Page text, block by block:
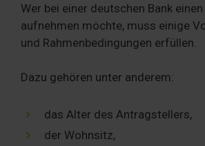
Wer bei einer deutschen Bank
aufnehmen möchte, muss einige
und Rahmenbedingungen erfüllen.
Dazu gehören unter anderem:
das Alter des Antragstellers,
der Wohnsitz,